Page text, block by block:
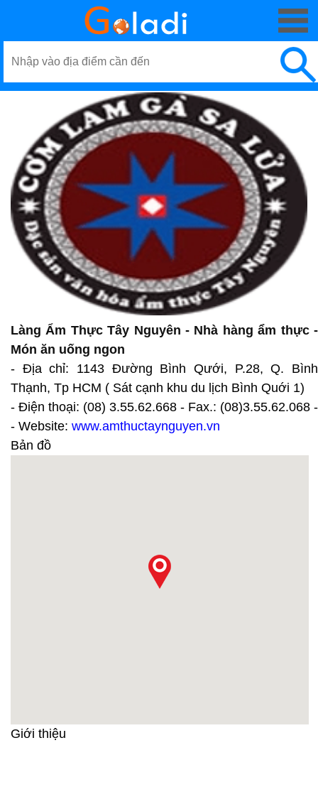
Làng Ẩm Thực Tây Nguyên - Nhà hàng ẩm thực -
Món ăn uống ngon
- Địa chỉ: 1143 Đường Bình Qưới, P.28, Q. Bình
Thạnh, Tp HCM ( Sát cạnh khu du lịch Bình Quới 1)
- Điện thoại: (08) 3.55.62.668 - Fax.: (08)3.55.62.068 -
- Website: www.amthuctaynguyen.vn
Bản đồ
Giới thiệu